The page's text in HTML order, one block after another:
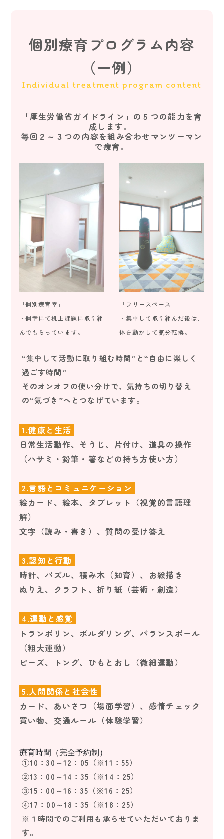
個別療育プログラム内容
（一例）
Individual treatment program content
「厚生労働省ガイドライン」の５つの能力を育
成します。
毎回２～３つの内容を組み合わせマンツーマン
で療育。
「個別療育室」
・個室にて机上課題に取り組
んでもらっています。
「フリースペース」
・集中して取り組んだ後は、
体を動かして気分転換。
“集中して活動に取り組む時間”と“自由に楽しく
過ごす時間”
そのオンオフの使い分けで、気持ちの切り替え
の“気づき”へとつなげています。
1.健康と生活
日常生活動作、そうじ、片付け、道具の操作
（ハサミ・鉛筆・箸などの持ち方使い方）
2.言語とコミュニケーション
絵カード、絵本、タブレット（視覚的言語理
解）
文字（読み・書き）、質問の受け答え
3.認知と行動
時計、パズル、積み木（知育）、お絵描き
ぬりえ、クラフト、折り紙（芸術・創造）
4.運動と感覚
トランポリン、ボルダリング、バランスボール
（粗大運動）
ビーズ、トング、ひもとおし（微細運動）
5.人間関係と社会性
カード、あいさつ（場面学習）、感情チェック
買い物、交通ルール（体験学習）
療育時間（完全予約制）
①10：30～12：05（※11：55）
②13：00～14：35（※14：25）
③15：00～16：35（※16：25）
④17：00～18：35（※18：25）
※１時間でのご利用も承らせていただいておりま
す。